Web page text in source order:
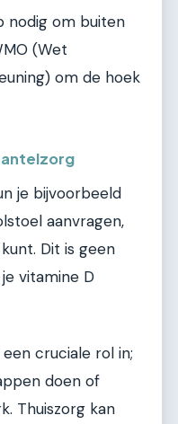
nodig om buiten
(Wet
om de hoek
je bijvoorbeeld
aanvragen,
Dit is geen
vitamine D
cruciale rol in;
doen of
Thuiszorg kan